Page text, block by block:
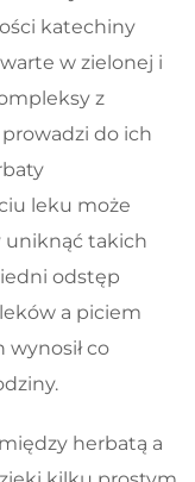
katechiny
w zielonej i
z
do ich
leku może
uniknąć takich
odstęp
a piciem
wynosił co
herbatą a